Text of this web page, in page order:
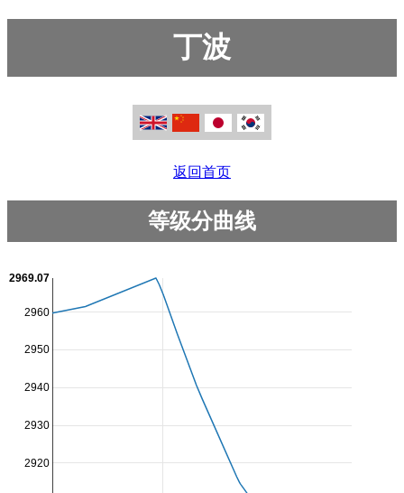
丁波
返回首页
等级分曲线
2920
2930
2940
2950
2960
2969.07